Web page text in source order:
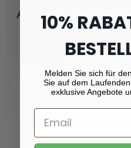
Abonnieren Sie
und erhalten
Email
10%
Melden Sie sich für
Sie auf dem
exklusive Angebote